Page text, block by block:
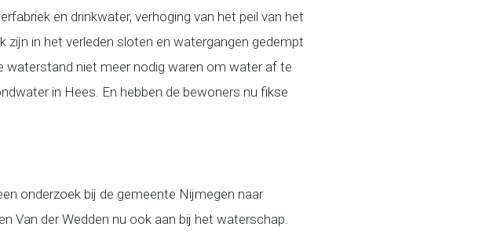
en drinkwater, verhoging van het peil van het
zijn in het verleden sloten en watergangen gedempt
waterstand niet meer nodig waren om water af te
in Hees. En hebben de bewoners nu fikse
onderzoek bij de gemeente Nijmegen naar
Van der Wedden nu ook aan bij het waterschap.